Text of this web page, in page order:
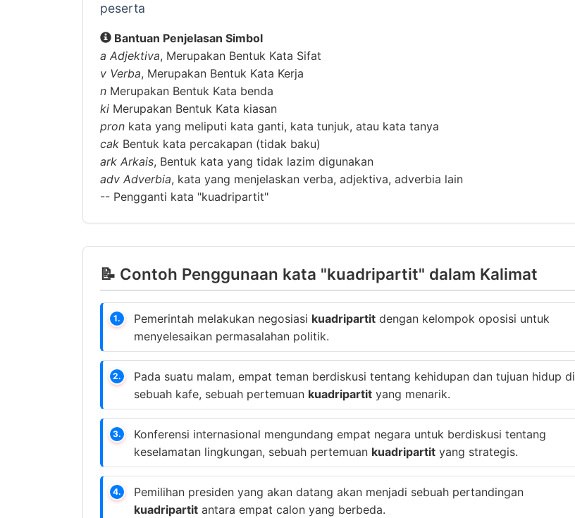
peserta
Bantuan Penjelasan Simbol
a Adjektiva, Merupakan Bentuk Kata Sifat
v Verba, Merupakan Bentuk Kata Kerja
n Merupakan Bentuk Kata benda
ki Merupakan Bentuk Kata kiasan
pron kata yang meliputi kata ganti, kata tunjuk, atau kata tanya
cak Bentuk kata percakapan (tidak baku)
ark Arkais, Bentuk kata yang tidak lazim digunakan
adv Adverbia, kata yang menjelaskan verba, adjektiva, adverbia lain
-- Pengganti kata "kuadripartit"
📝 Contoh Penggunaan kata "kuadripartit" dalam Kalimat
1. Pemerintah melakukan negosiasi kuadripartit dengan kelompok oposisi untuk
menyelesaikan permasalahan politik.
2.
Pada suatu malam, empat teman berdiskusi tentang kehidupan dan tujuan hidup di
sebuah kafe, sebuah pertemuan kuadripartit yang menarik.
3.
Konferensi internasional mengundang empat negara untuk berdiskusi tentang
keselamatan lingkungan, sebuah pertemuan kuadripartit yang strategis.
4.
Pemilihan presiden yang akan datang akan menjadi sebuah pertandingan
kuadripartit antara empat calon yang berbeda.